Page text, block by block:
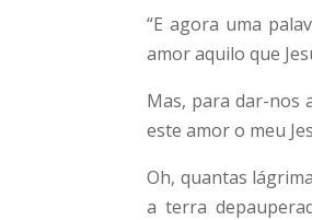
“E agora uma
amor aquilo que
Mas, para dar-nos
este amor o meu
Oh, quantas
a terra